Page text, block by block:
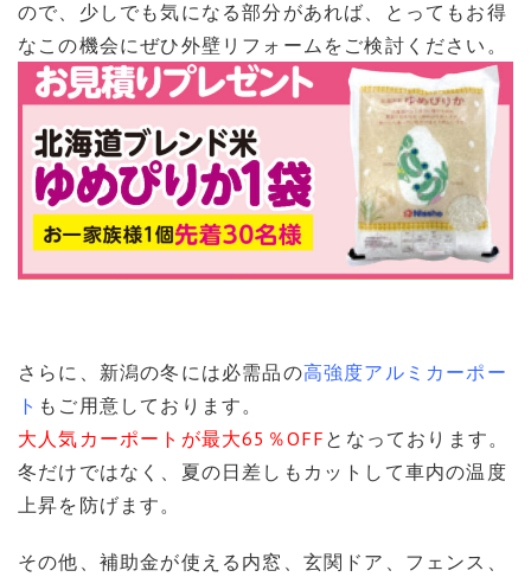
ので、少しでも気になる部分があれば、とってもお得
なこの機会にぜひ外壁リフォームをご検討ください。
さらに、新潟の冬には必需品の高強度アルミカーポー
ト もご用意しております。
大人気カーポートが最大65％OFF となっております。
冬だけではなく、夏の日差しもカットして車内の温度
上昇を防げます。
その他、補助金が使える内窓、玄関ドア、フェンス、